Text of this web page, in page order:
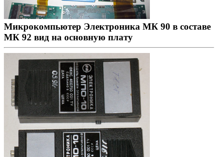
Микрокомпьютер Электроника МК 90 в составе
МК 92 вид на основную плату